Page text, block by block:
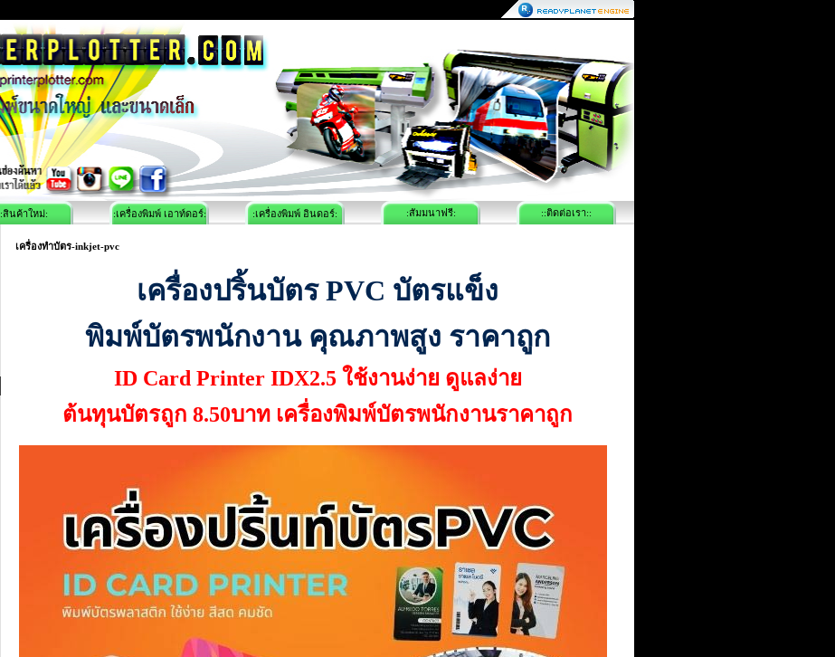
:สินค้าใหม่: :เครื่องพิมพ์ เอาท์ดอร์: :เครื่องพิมพ์ อินดอร์: :สัมมนาฟรี:
::ติดต่อเรา::
เครื่องทำบัตร-inkjet-pvc
เครื่องปริ้นบัตร PVC บัตรแข็ง
พิมพ์บัตรพนักงาน คุณภาพสูง ราคาถูก
ID Card Printer IDX2.5 ใช้งานง่าย ดูแลง่าย
ต้นทุนบัตรถูก 8.50บาท เครื่องพิมพ์บัตรพนักงานราคาถูก